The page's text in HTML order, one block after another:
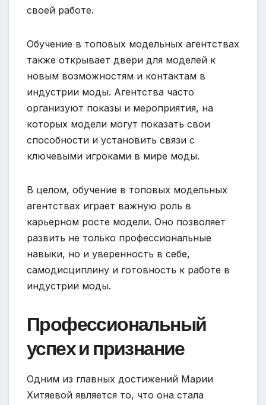
своей работе.
Обучение в топовых модельных агентствах
также открывает двери для моделей к
новым возможностям и контактам в
индустрии моды. Агентства часто
организуют показы и мероприятия, на
которых модели могут показать свои
способности и установить связи с
ключевыми игроками в мире моды.
В целом, обучение в топовых модельных
агентствах играет важную роль в
карьерном росте модели. Оно позволяет
развить не только профессиональные
навыки, но и уверенность в себе,
самодисциплину и готовность к работе в
индустрии моды.
Профессиональный
успех и признание
Одним из главных достижений Марии
Хитяевой является то, что она стала